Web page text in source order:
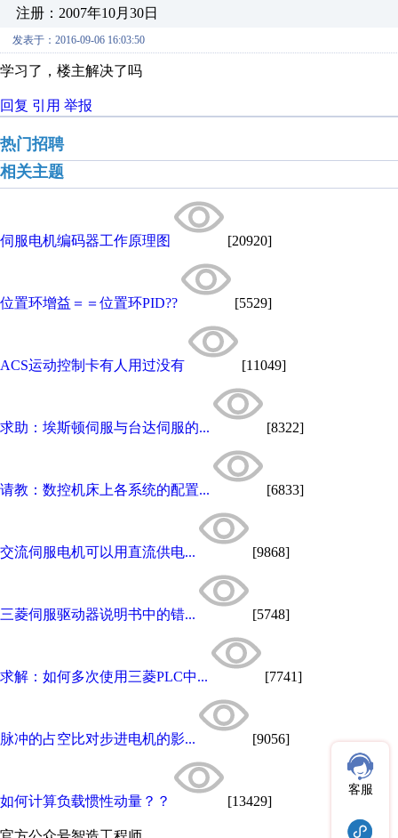
注册：2007年10月30日
发表于：2016-09-06 16:03:50
学习了，楼主解决了吗
回复 引用 举报
热门招聘
相关主题
伺服电机编码器工作原理图 [20920]
位置环增益＝＝位置环PID?? [5529]
ACS运动控制卡有人用过没有 [11049]
求助：埃斯顿伺服与台达伺服的... [8322]
请教：数控机床上各系统的配置... [6833]
交流伺服电机可以用直流供电... [9868]
三菱伺服驱动器说明书中的错... [5748]
求解：如何多次使用三菱PLC中... [7741]
脉冲的占空比对步进电机的影... [9056]
如何计算负载惯性动量？？ [13429]
客服